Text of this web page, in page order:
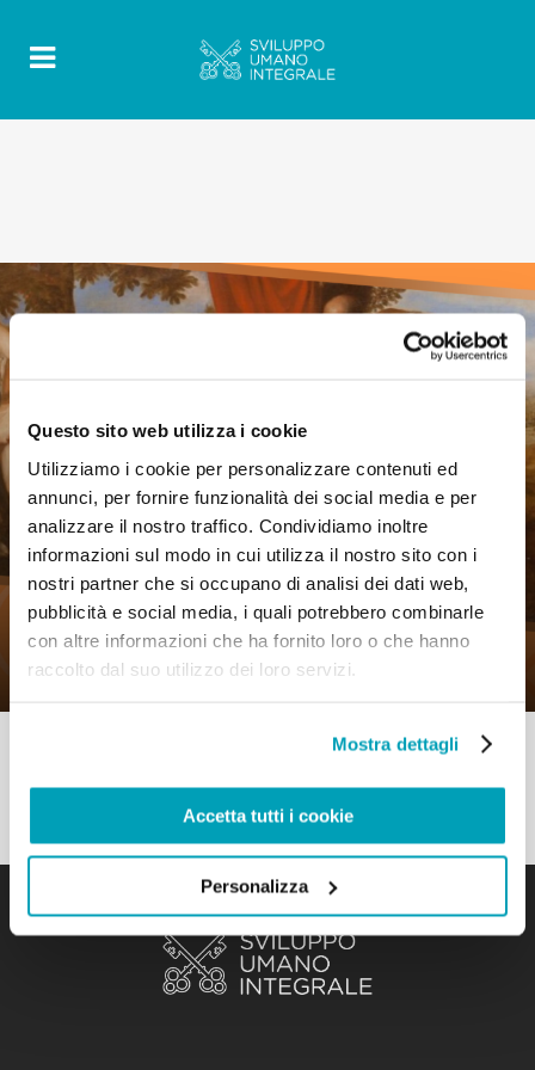
Questo sito web utilizza i cookie
Utilizziamo i cookie per personalizzare contenuti ed
annunci, per fornire funzionalità dei social media e per
analizzare il nostro traffico. Condividiamo inoltre
informazioni sul modo in cui utilizza il nostro sito con i
nostri partner che si occupano di analisi dei dati web,
pubblicità e social media, i quali potrebbero combinarle
con altre informazioni che ha fornito loro o che hanno
raccolto dal suo utilizzo dei loro servizi.
Mostra dettagli
Accetta tutti i cookie
Personalizza
20 Luglio 2020 | By Mr_admin |
0
Comments |
Come Gesù Cristo, costretti a fuggire –